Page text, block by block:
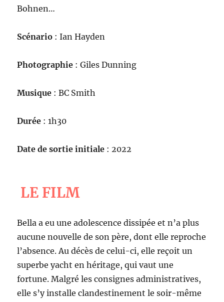
Bohnen…
Scénario : Ian Hayden
Photographie : Giles Dunning
Musique : BC Smith
Durée : 1h30
Date de sortie initiale : 2022
LE FILM
Bella a eu une adolescence dissipée et n’a plus
aucune nouvelle de son père, dont elle reproche
l’absence. Au décès de celui-ci, elle reçoit un
superbe yacht en héritage, qui vaut une
fortune. Malgré les consignes administratives,
elle s’y installe clandestinement le soir-même